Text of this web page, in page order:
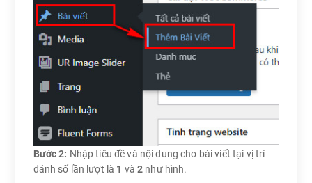
Bước 2: Nhập tiêu đề và nội dung cho bài viết tại vị trí
đánh số lần lượt là 1 và2 như hình.